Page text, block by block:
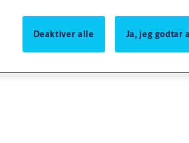
Deaktiver alle Ja, jeg godtar